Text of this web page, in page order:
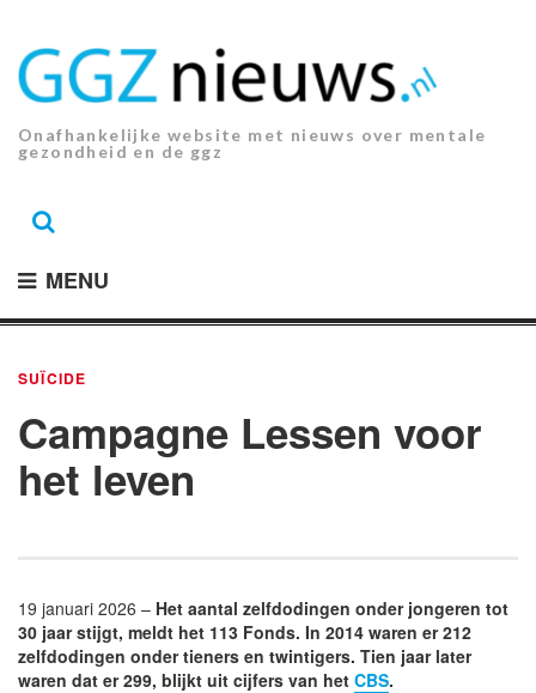
inhoud.
Onafhankelijke website met nieuws over mentale
gezondheid en de ggz
MENU
SUÏCIDE
Campagne Lessen voor
het leven
19 januari 2026 – Het aantal zelfdodingen onder jongeren tot
30 jaar stijgt, meldt het 113 Fonds. In 2014 waren er 212
zelfdodingen onder tieners en twintigers. Tien jaar later
waren dat er 299, blijkt uit cijfers van het CBS.